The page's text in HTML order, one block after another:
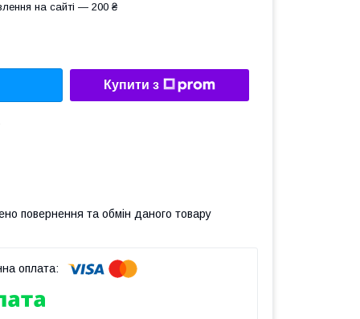
на сайті — 200 ₴
Купити з
повернення та обмін даного товару